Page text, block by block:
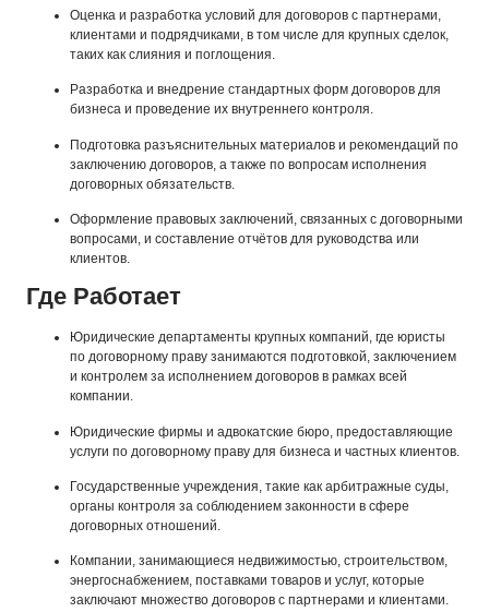
Оценка и разработка условий для договоров с партнерами,
клиентами и подрядчиками, в том числе для крупных сделок,
таких как слияния и поглощения.
Разработка и внедрение стандартных форм договоров для
бизнеса и проведение их внутреннего контроля.
Подготовка разъяснительных материалов и рекомендаций по
заключению договоров, а также по вопросам исполнения
договорных обязательств.
Оформление правовых заключений, связанных с договорными
вопросами, и составление отчётов для руководства или
клиентов.
Где Работает
Юридические департаменты крупных компаний, где юристы
по договорному праву занимаются подготовкой, заключением
и контролем за исполнением договоров в рамках всей
компании.
Юридические фирмы и адвокатские бюро, предоставляющие
услуги по договорному праву для бизнеса и частных клиентов.
Государственные учреждения, такие как арбитражные суды,
органы контроля за соблюдением законности в сфере
договорных отношений.
Компании, занимающиеся недвижимостью, строительством,
энергоснабжением, поставками товаров и услуг, которые
заключают множество договоров с партнерами и клиентами.